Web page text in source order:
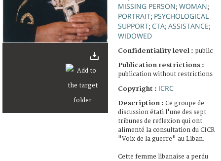
MISSING PERSON; WOMAN;
PORTRAIT; PSYCHOLOGICAL
SUPPORT; CTA; ASSISTANCE;
WIDOWED
Confidentiality level : public
Publication restrictions :
publication without restrictions
Copyright : ICRC
Description : Ce groupe de
discussion étati l'une des sept
tribunes de reflexion qui ont
alimenté la consultation du CICR
"Voix de la guerre" au Liban.
Cette femme libanaise a perdu